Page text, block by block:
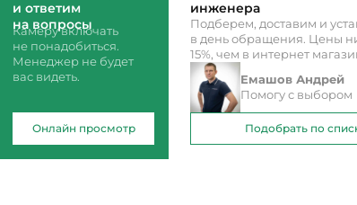
и ответим
на вопросы
Камеру включать
не понадобиться.
Менеджер не будет
вас видеть.
Онлайн просмотр
инженера
Подберем, доставим и
в день обращения. Цены
15%, чем в интернет
Емашов Андрей
Помогу с выбором
Подобрать по